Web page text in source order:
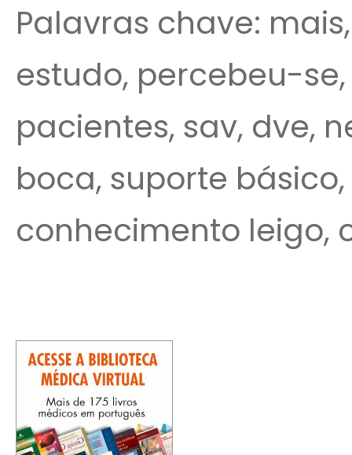
Palavras chave:
estudo, percebeu-
pacientes, sav, dve,
boca, suporte
conhecimento leigo,